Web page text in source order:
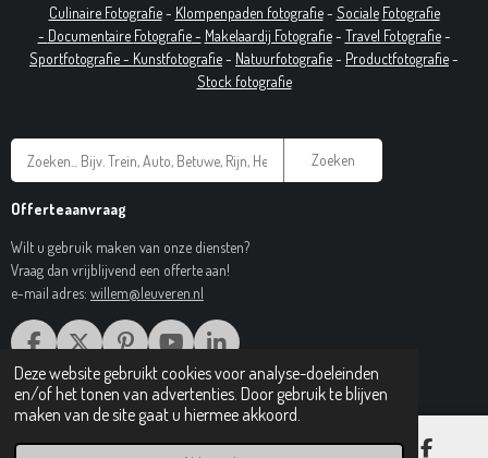
Deze website gebruikt cookies voor analyse-doeleinden
en/of het tonen van advertenties. Door gebruik te blijven
maken van de site gaat u hiermee akkoord.
Culinaire Fotografie- Klompenpaden fotografie- Sociale Fotografie
- Documentaire Fotografie- Makelaardij Fotografie- Travel Fotografie-
Sportfotografie - Kunstfotografie- Natuurfotografie- Productfotografie-
Stock fotografie
Zoeken
Offerteaanvraag
Wilt u gebruik maken van onze diensten?
Vraag dan vrijblijvend een offerte aan!
e-mail adres: willem@leuveren.nl
F
A
C
E
X
P
I
N
T
Y
O
U
T
L
I
N
K
© 2017 Regiobeeldbank.nl